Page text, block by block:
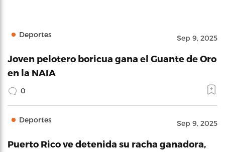
Deportes Sep 9, 2025
Joven pelotero boricua gana el Guante de Oro
en la NAIA
0
Deportes Sep 9, 2025
Puerto Rico ve detenida su racha ganadora,